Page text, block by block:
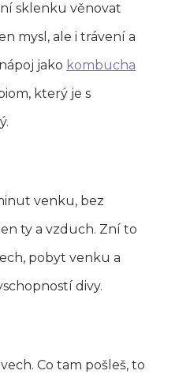
sklenku věnovat
mysl, ale i trávení a
jako kombucha
který je s
venku, bez
ty a vzduch. Zní to
pobyt venku a
divy.
Co tam pošleš, to